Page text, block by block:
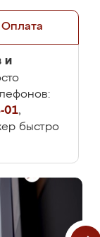
Оплата
и
01,
быстро